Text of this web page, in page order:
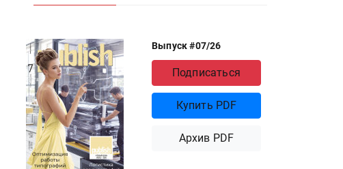
Выпуск #07/26
Подписаться
Купить PDF
Архив PDF